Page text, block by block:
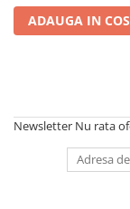
Bibliografie
Dicționare și
Romane și
Clasici români și
ADAUGA IN COS
Newsletter Nu rata